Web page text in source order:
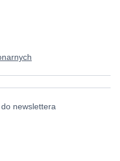
newslettera